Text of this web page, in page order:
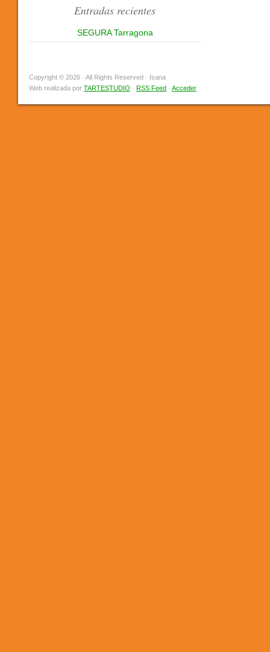
Entradas recientes
SEGURA Tarragona
Copyright © 2026 · All Rights Reserved · Isana
Web realizada por TARTESTUDIO · RSS Feed · Acceder